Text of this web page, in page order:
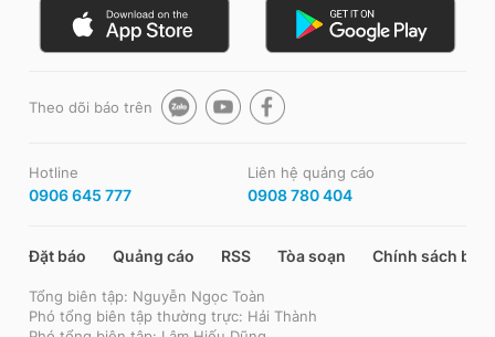
Theo dõi báo trên
Hotline
0906 645 777
Liên hệ quảng cáo
0908 780 404
Đặt báo Quảng cáo RSS Tòa soạn Chính sách bảo
Tổng biên tập: Nguyễn Ngọc Toàn
Phó tổng biên tập thường trực: Hải Thành